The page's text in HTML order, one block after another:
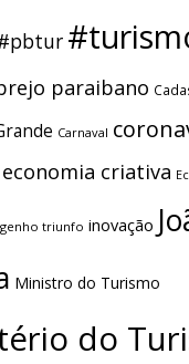
paraibano
Carnaval
economia criativa
triunfo inovação
Ministro do Turismo
do